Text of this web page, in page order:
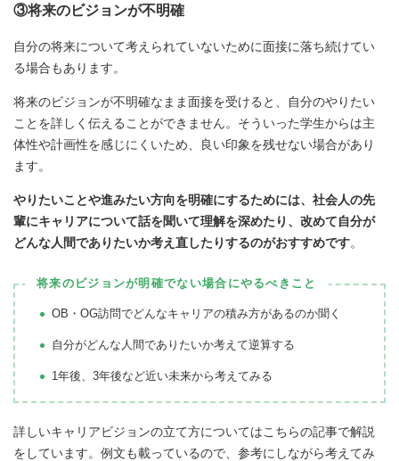
③将来のビジョンが不明確
自分の将来について考えられていないために面接に落ち続けてい
る場合もあります。
将来のビジョンが不明確なまま面接を受けると、自分のやりたい
ことを詳しく伝えることができません。そういった学生からは主
体性や計画性を感じにくいため、良い印象を残せない場合があり
ます。
やりたいことや進みたい方向を明確にするためには、社会人の先
輩にキャリアについて話を聞いて理解を深めたり、改めて自分が
どんな人間でありたいか考え直したりするのがおすすめです。
将来のビジョンが明確でない場合にやるべきこと
OB・OG訪問でどんなキャリアの積み方があるのか聞く
自分がどんな人間でありたいか考えて逆算する
1年後、3年後など近い未来から考えてみる
詳しいキャリアビジョンの立て方についてはこちらの記事で解説
をしています。例文も載っているので、参考にしながら考えてみ